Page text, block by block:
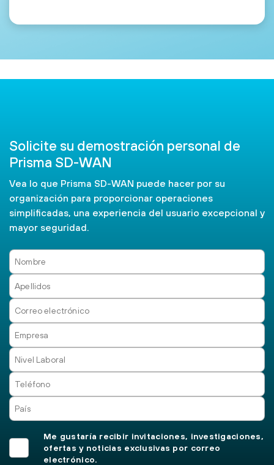
Solicite su demostración personal de
Prisma SD-WAN
Vea lo que Prisma SD-WAN puede hacer por su
organización para proporcionar operaciones
simplificadas, una experiencia del usuario excepcional y
mayor seguridad.
Me gustaría recibir invitaciones, investigaciones,
ofertas y noticias exclusivas por correo
electrónico.